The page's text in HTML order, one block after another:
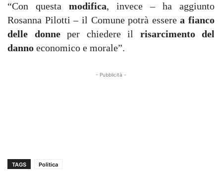
“Con questa modifica, invece – ha aggiunto
Rosanna Pilotti – il Comune potrà esserea fianco
delle donneper chiedere il risarcimento del
danno economico e morale”.
- Pubblicità -
TAGS Politica